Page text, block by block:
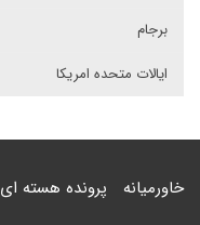
برجام
ایالات متحده امریکا
خاورمیانه پرونده هسته ای